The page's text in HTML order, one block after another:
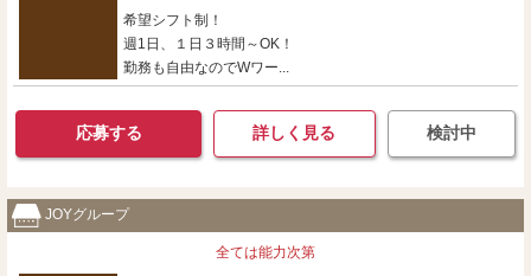
希望シフト制！
週1日、１日３時間～OK！
勤務も自由なのでWワー...
応募する 詳しく見る 検討中
JOYグループ
全ては能力次第